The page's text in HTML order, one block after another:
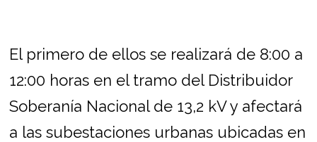
El primero de ellos se realizará de 8:00 a
12:00 horas en el tramo del Distribuidor
Soberanía Nacional de 13,2 kV y afectará
a las subestaciones urbanas ubicadas en